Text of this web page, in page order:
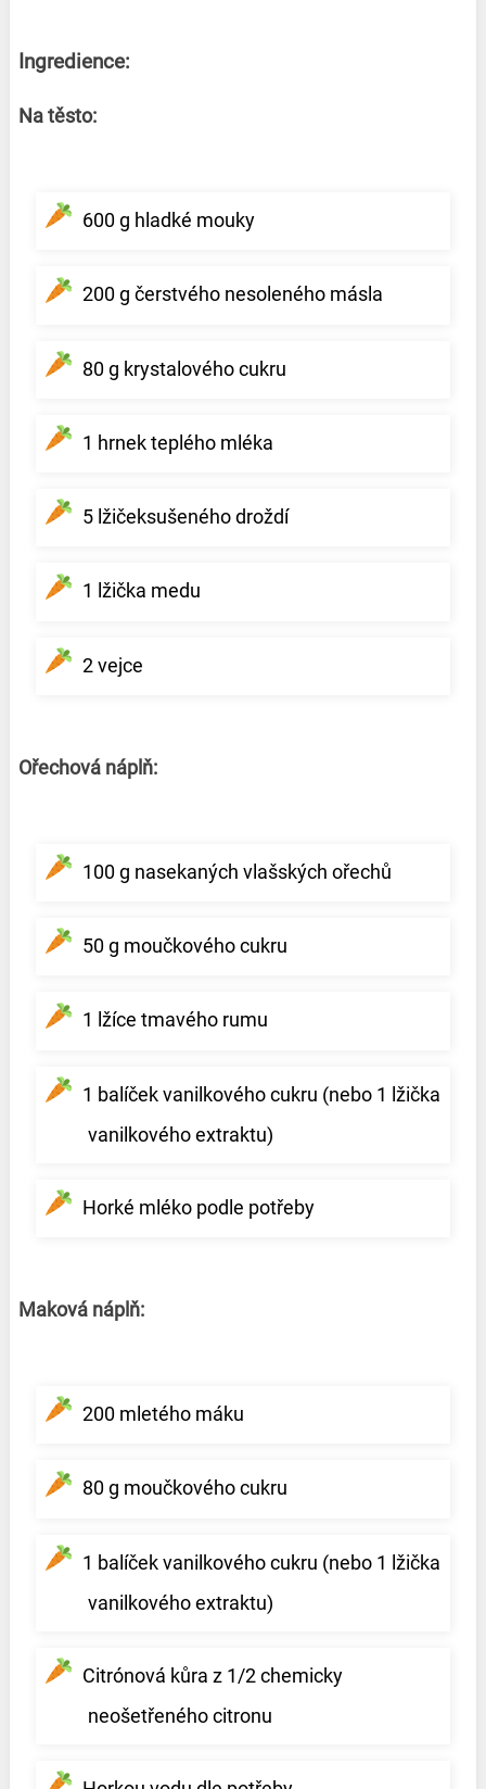
Ingredience:
Na těsto:
600 g hladké mouky
200 g čerstvého nesoleného másla
80 g krystalového cukru
1 hrnek teplého mléka
5 lžičeksušeného droždí
1 lžička medu
2 vejce
Ořechová náplň:
100 g nasekaných vlašských ořechů
50 g moučkového cukru
1 lžíce tmavého rumu
1 balíček vanilkového cukru (nebo 1 lžička
vanilkového extraktu)
Horké mléko podle potřeby
Maková náplň:
200 mletého máku
80 g moučkového cukru
1 balíček vanilkového cukru (nebo 1 lžička
vanilkového extraktu)
Citrónová kůra z 1/2 chemicky
neošetřeného citronu